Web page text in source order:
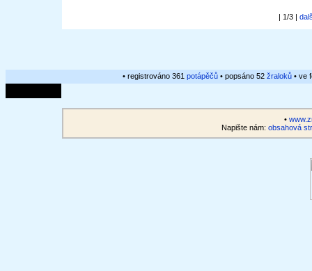
| 1/3 |
• registrováno 361 potápěčů • popsáno 52 žraloků • ve
•
Napište nám: obsahová